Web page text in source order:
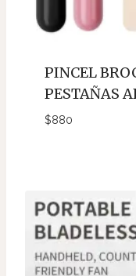
PINCEL
PESTAÑAS
$880